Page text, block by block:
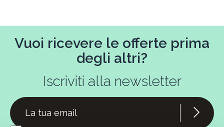
Vuoi ricevere le offerte prima
degli altri?
Iscriviti alla newsletter